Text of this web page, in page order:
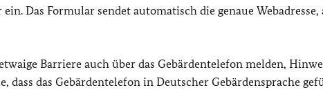
Das Formular sendet automatisch die genaue
Barriere auch über das Gebärdentelefon melden,
dass das Gebärdentelefon in Deutscher Gebärdensprache